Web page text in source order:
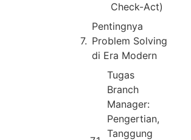
Check-Act)
Pentingnya
Problem Solving
di Era Modern
Tugas
Branch
Manager:
Pengertian,
Tanggung